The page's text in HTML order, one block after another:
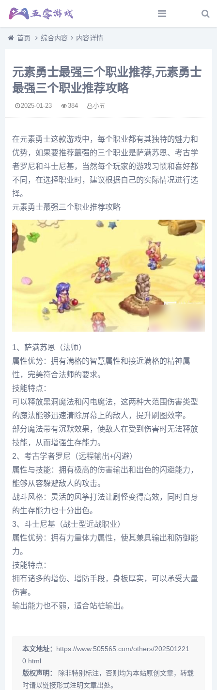
首页 综合内容 内容详情
元素勇士最强三个职业推荐,元素勇士
最强三个职业推荐攻略
2025-01-23 384 小五
在元素勇士这款游戏中，每个职业都有其独特的魅力和
优势，如果要推荐蕞强的三个职业是萨满苏恩、考古学
者罗尼和斗士尼基，当然每个玩家的游戏习惯和喜好都
不同，在选择职业时，建议根据自己的实际情况进行选
择。
元素勇士蕞强三个职业推荐攻略
1、萨满苏恩（法师）
属性优势：拥有满格的智慧属性和接近满格的精神属
性，完美符合法师的要求。
技能特点：
可以释放黑洞魔法和闪电魔法，这两种大范围伤害类型
的魔法能够迅速清除屏幕上的敌人，提升刷图效率。
部分魔法带有沉默效果，使敌人在受到伤害时无法释放
技能，从而增强生存能力。
2、考古学者罗尼（远程输出+闪避）
属性与技能：拥有极高的伤害输出和出色的闪避能力，
能够从容躲避敌人的攻击。
战斗风格：灵活的风筝打法让刷怪变得高效，同时自身
的生存能力也十分出色。
3、斗士尼基（战士型近战职业）
属性优势：拥有力量体力属性，使其兼具输出和防御能
力。
技能特点：
拥有诸多的增伤、增防手段，身板厚实，可以承受大量
伤害。
输出能力也不弱，适合站桩输出。
本文地址： https://www.505565.com/others/202501221
0.html
版权声明：
除非特别标注，否则均为本站原创文章，转载
时请以链接形式注明文章出处。